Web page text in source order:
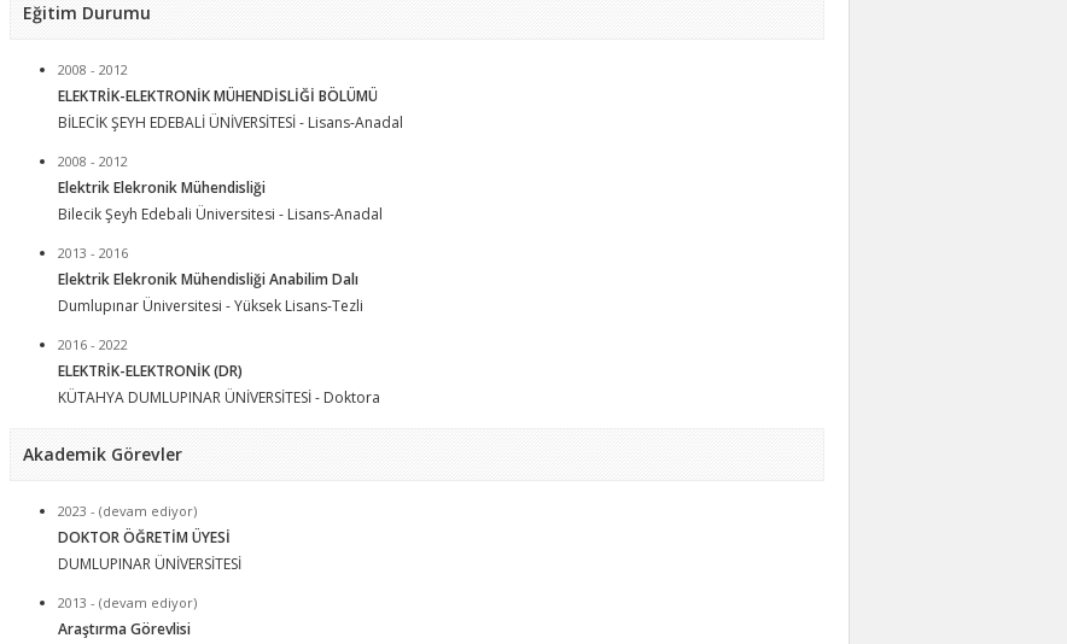
Eğitim Durumu
2008 - 2012
ELEKTRİK-ELEKTRONİK MÜHENDİSLİĞİ BÖLÜMÜ
BİLECİK ŞEYH EDEBALİ ÜNİVERSİTESİ - Lisans-Anadal
2008 - 2012
Elektrik Elekronik Mühendisliği
Bilecik Şeyh Edebali Üniversitesi - Lisans-Anadal
2013 - 2016
Elektrik Elekronik Mühendisliği Anabilim Dalı
Dumlupınar Üniversitesi - Yüksek Lisans-Tezli
2016 - 2022
ELEKTRİK-ELEKTRONİK (DR)
KÜTAHYA DUMLUPINAR ÜNİVERSİTESİ - Doktora
Akademik Görevler
2023 - (devam ediyor)
DOKTOR ÖĞRETİM ÜYESİ
DUMLUPINAR ÜNİVERSİTESİ
2013 - (devam ediyor)
Araştırma Görevlisi